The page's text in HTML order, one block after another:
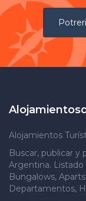
Alojamientos
Buscar, publicar y
Argentina. Listado
Bungalows,
Departamentos,